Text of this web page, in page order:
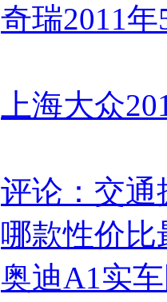
奇瑞2011
上海大众
评论：交通
哪款性价比
奥迪A1实